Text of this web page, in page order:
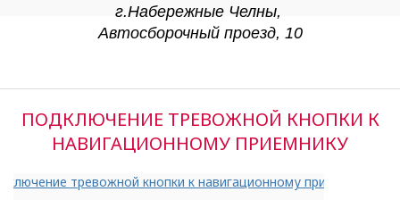
г.Набережные Челны,
Автосборочный проезд, 10
ПОДКЛЮЧЕНИЕ ТРЕВОЖНОЙ КНОПКИ К
НАВИГАЦИОННОМУ ПРИЕМНИКУ